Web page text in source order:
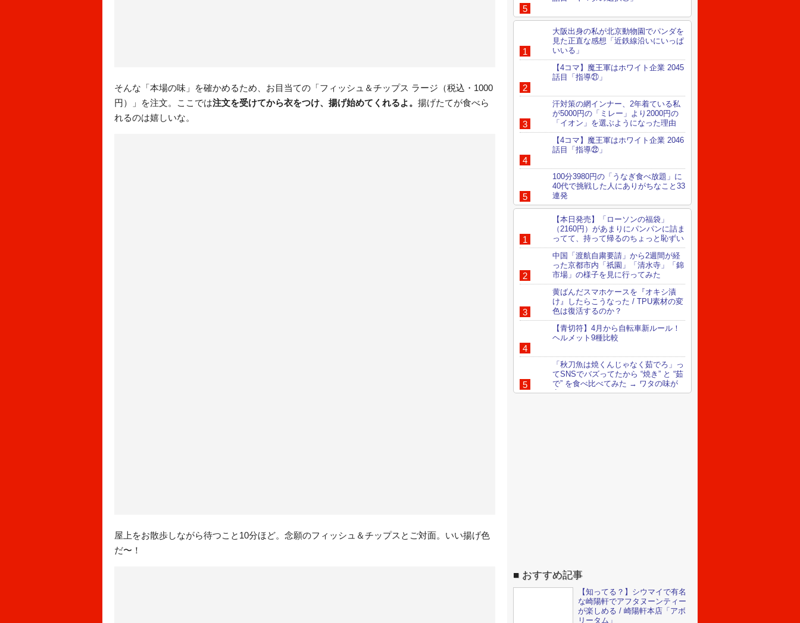
そんな「本場の味」を確かめるため、お目当ての「フィッシュ＆チップス ラージ（税込・1000
円）」を注文。ここでは注文を受けてから衣をつけ、揚げ始めてくれるよ。 揚げたてが食べら
れるのは嬉しいな。
屋上をお散歩しながら待つこと10分ほど。念願のフィッシュ＆チップスとご対面。いい揚げ色
だ〜！
大阪出身の私が北京動物園でパンダを
見た正直な感想「近鉄線沿いにいっぱ
いいる」
【4コマ】魔王軍はホワイト企業 2045
話目「指導㉑」
汗対策の網インナー、2年着ている私
が5000円の「ミレー」より2000円の
「イオン」を選ぶようになった理由
【4コマ】魔王軍はホワイト企業 2046
話目「指導㉒」
100分3980円の「うなぎ食べ放題」に
40代で挑戦した人にありがちなこと33
連発
【本日発売】「ローソンの福袋」
（2160円）があまりにパンパンに詰ま
ってて、持って帰るのちょっと恥ずい
中国「渡航自粛要請」から2週間が経
った京都市内「祇園」「清水寺」「錦
市場」の様子を見に行ってみた
黄ばんだスマホケースを『オキシ漬
け』したらこうなった / TPU素材の変
色は復活するのか？
【青切符】4月から自転車新ルール！
ヘルメット9種比較
「秋刀魚は焼くんじゃなく茹でろ」っ
てSNSでバズってたから “焼き” と “茹
で” を食べ比べてみた → ワタの味が
変わってる！
おすすめ記事
【知ってる？】シウマイで有名
な崎陽軒でアフタヌーンティー
が楽しめる / 崎陽軒本店「アボ
リータム」